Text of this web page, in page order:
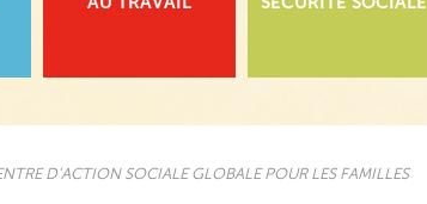
D’ACTION SOCIALE GLOBALE POUR LES FAMILLES